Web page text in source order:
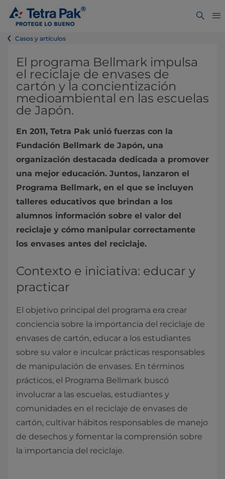
Casos y artículos
El programa Bellmark impulsa
el reciclaje de envases de
cartón y la concientización
medioambiental en las escuelas
de Japón.
En 2011, Tetra Pak unió fuerzas con la
Fundación Bellmark de Japón, una
organización destacada dedicada a promover
una mejor educación. Juntos, lanzaron el
Programa Bellmark, en el que se incluyen
talleres educativos que brindan a los
alumnos información sobre el valor del
reciclaje y cómo manipular correctamente
los envases antes del reciclaje.
Contexto e iniciativa: educar y
practicar
El objetivo principal del programa era crear
conciencia sobre la importancia del reciclaje de
envases de cartón, educar a los estudiantes
sobre su valor e inculcar prácticas responsables
de manipulación de envases. En términos
prácticos, el Programa Bellmark buscó
involucrar a las escuelas, estudiantes y
comunidades en el reciclaje de envases de
cartón, cultivar hábitos responsables de manejo
de desechos y fomentar la comprensión sobre
la importancia del reciclaje.